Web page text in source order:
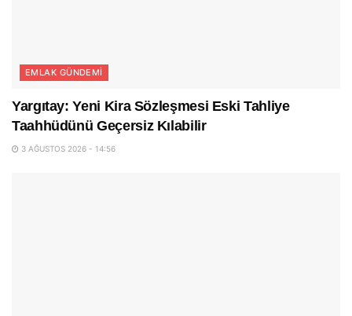
EMLAK GÜNDEMI
Yargıtay: Yeni Kira Sözleşmesi Eski Tahliye
Taahhüdünü Geçersiz Kılabilir
3 AĞUSTOS 2026 - 14:56